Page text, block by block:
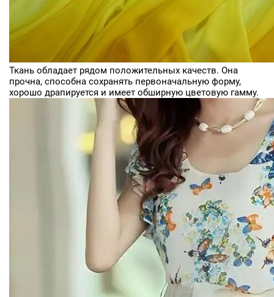
Ткань обладает рядом положительных качеств. Она
прочна, способна сохранять первоначальную форму,
хорошо драпируется и имеет обширную цветовую гамму.